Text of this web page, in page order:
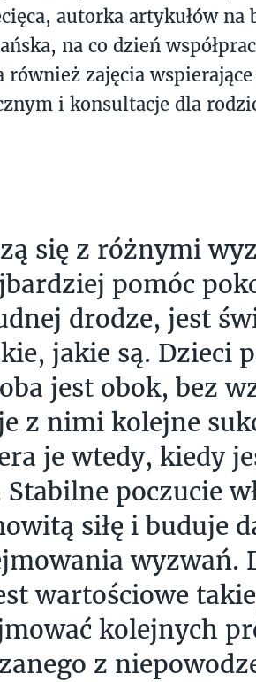
autorka artykułów na
na co dzień
również zajęcia
i konsultacje dla
się z różnymi
pomóc
drodze, jest
jakie są. Dzieci
jest obok, bez
z nimi kolejne
je wtedy, kiedy
poczucie
siłę i buduje
wyzwań.
wartościowe
kolejnych
z